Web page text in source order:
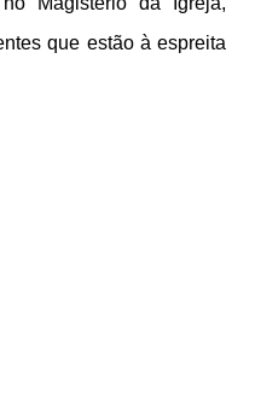
que estão à espreita